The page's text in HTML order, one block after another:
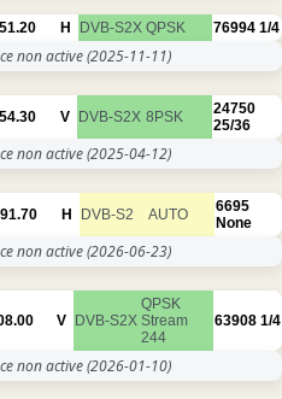
H DVB-S2X QPSK 76994 1/4
non active(2025-11-11)
V DVB-S2X 8PSK
24750
25/36
non active(2025-04-12)
H DVB-S2 AUTO
6695
None
non active(2026-06-23)
V DVB-S2X
QPSK
Stream
244
63908 1/4
non active(2026-01-10)